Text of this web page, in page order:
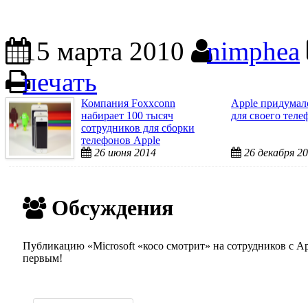
15 марта 2010
nimphea
печать
Компания Foxxconn
набирает 100 тысяч
сотрудников для сборки
телефонов Apple
26 июня 2014
Apple
для своего
26 декабря
Обсуждения
Публикацию «Microsoft «косо смотрит» на сотрудников с
первым!